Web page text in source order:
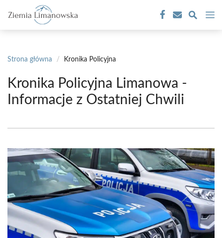
treści
Strona główna / Kronika Policyjna
Kronika Policyjna Limanowa -
Informacje z Ostatniej Chwili